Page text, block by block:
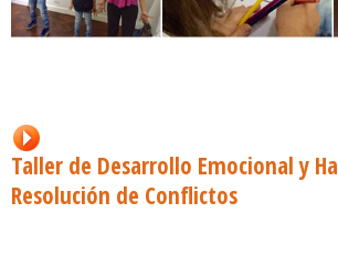
Taller de Desarrollo Emocional y
Resolución de Conflictos